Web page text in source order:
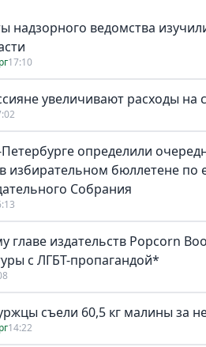
надзорного ведомства
17:10
увеличивают расходы
Петербурге определили
избирательном бюллетене по
Собрания
главе издательств Popcorn
с ЛГБТ-пропагандой*
съели 60,5 кг малины за
14:22